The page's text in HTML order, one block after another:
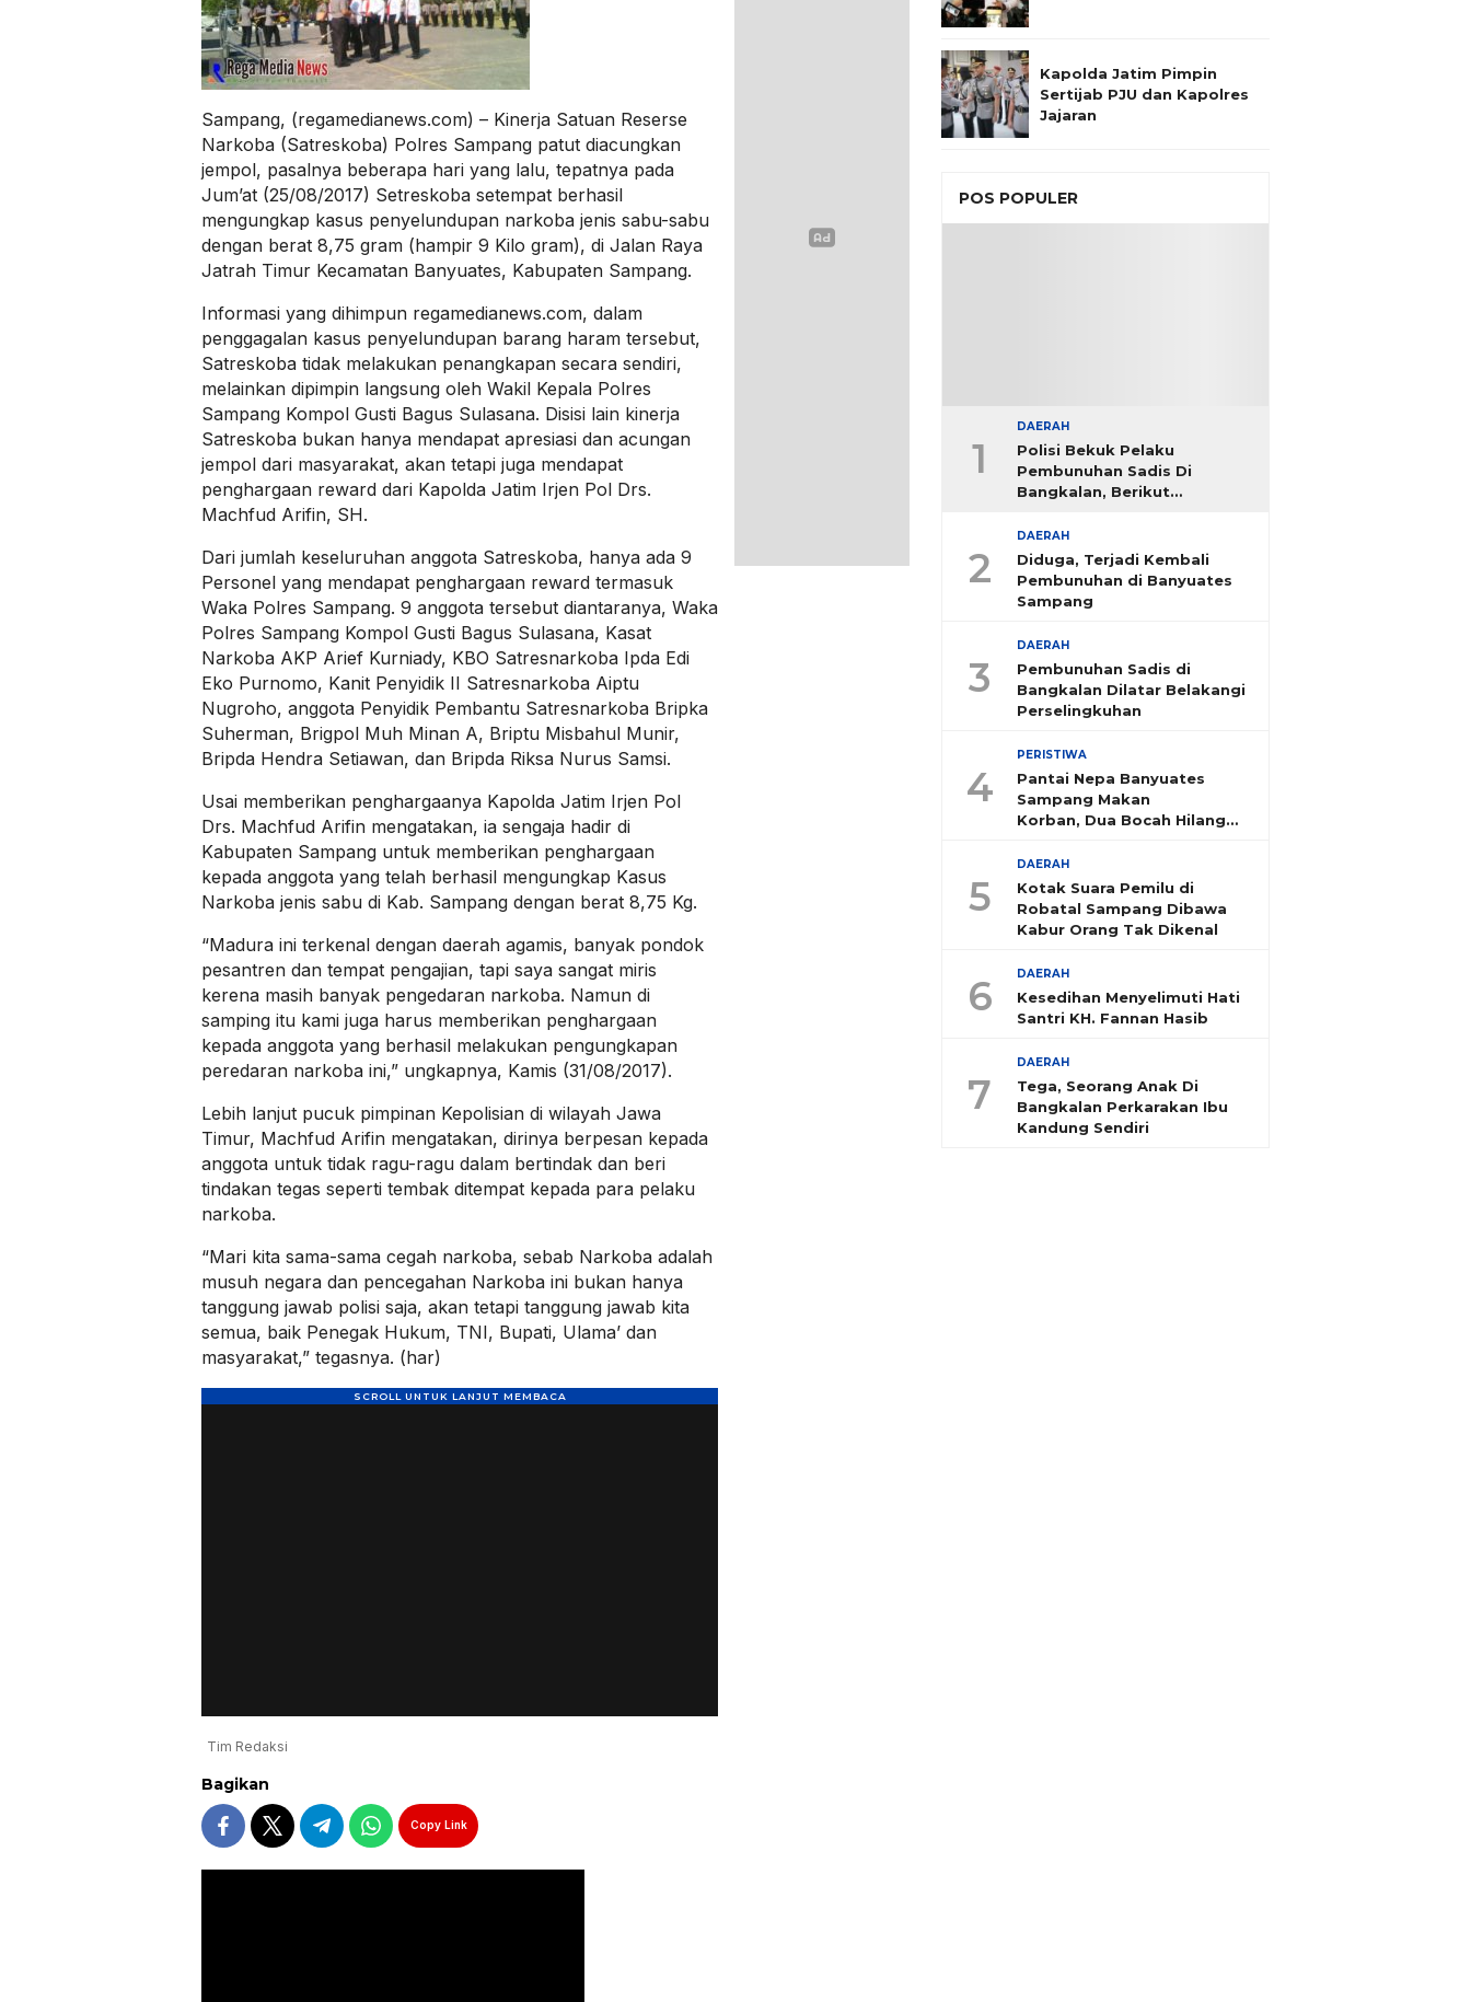
Sampang, (regamedianews.com) – Kinerja Satuan Reserse
Narkoba (Satreskoba) Polres Sampang patut diacungkan
jempol, pasalnya beberapa hari yang lalu, tepatnya pada
Jum’at (25/08/2017) Setreskoba setempat berhasil
mengungkap kasus penyelundupan narkoba jenis sabu-sabu
dengan berat 8,75 gram (hampir 9 Kilo gram), di Jalan Raya
Jatrah Timur Kecamatan Banyuates, Kabupaten Sampang.
Informasi yang dihimpun regamedianews.com, dalam
penggagalan kasus penyelundupan barang haram tersebut,
Satreskoba tidak melakukan penangkapan secara sendiri,
melainkan dipimpin langsung oleh Wakil Kepala Polres
Sampang Kompol Gusti Bagus Sulasana. Disisi lain kinerja
Satreskoba bukan hanya mendapat apresiasi dan acungan
jempol dari masyarakat, akan tetapi juga mendapat
penghargaan reward dari Kapolda Jatim Irjen Pol Drs.
Machfud Arifin, SH.
Dari jumlah keseluruhan anggota Satreskoba, hanya ada 9
Personel yang mendapat penghargaan reward termasuk
Waka Polres Sampang. 9 anggota tersebut diantaranya, Waka
Polres Sampang Kompol Gusti Bagus Sulasana, Kasat
Narkoba AKP Arief Kurniady, KBO Satresnarkoba Ipda Edi
Eko Purnomo, Kanit Penyidik II Satresnarkoba Aiptu
Nugroho, anggota Penyidik Pembantu Satresnarkoba Bripka
Suherman, Brigpol Muh Minan A, Briptu Misbahul Munir,
Bripda Hendra Setiawan, dan Bripda Riksa Nurus Samsi.
Usai memberikan penghargaanya Kapolda Jatim Irjen Pol
Drs. Machfud Arifin mengatakan, ia sengaja hadir di
Kabupaten Sampang untuk memberikan penghargaan
kepada anggota yang telah berhasil mengungkap Kasus
Narkoba jenis sabu di Kab. Sampang dengan berat 8,75 Kg.
“Madura ini terkenal dengan daerah agamis, banyak pondok
pesantren dan tempat pengajian, tapi saya sangat miris
kerena masih banyak pengedaran narkoba. Namun di
samping itu kami juga harus memberikan penghargaan
kepada anggota yang berhasil melakukan pengungkapan
peredaran narkoba ini,” ungkapnya, Kamis (31/08/2017).
Lebih lanjut pucuk pimpinan Kepolisian di wilayah Jawa
Timur, Machfud Arifin mengatakan, dirinya berpesan kepada
anggota untuk tidak ragu-ragu dalam bertindak dan beri
tindakan tegas seperti tembak ditempat kepada para pelaku
narkoba.
“Mari kita sama-sama cegah narkoba, sebab Narkoba adalah
musuh negara dan pencegahan Narkoba ini bukan hanya
tanggung jawab polisi saja, akan tetapi tanggung jawab kita
semua, baik Penegak Hukum, TNI, Bupati, Ulama’ dan
masyarakat,” tegasnya. (har)
Tim Redaksi
Bagikan
Copy Link
Kapolda Jatim Pimpin
Sertijab PJU dan Kapolres
Jajaran
POS POPULER
1
DAERAH
Polisi Bekuk Pelaku
Pembunuhan Sadis Di
Bangkalan, Berikut
2
DAERAH
Diduga, Terjadi Kembali
Pembunuhan di Banyuates
Sampang
3
DAERAH
Pembunuhan Sadis di
Bangkalan Dilatar Belakangi
Perselingkuhan
4
PERISTIWA
Pantai Nepa Banyuates
Sampang Makan
Korban, Dua Bocah Hilang
5
DAERAH
Kotak Suara Pemilu di
Robatal Sampang Dibawa
Kabur Orang Tak Dikenal
6 DAERAH
Kesedihan Menyelimuti Hati
Santri KH. Fannan Hasib
7
DAERAH
Tega, Seorang Anak Di
Bangkalan Perkarakan Ibu
Kandung Sendiri